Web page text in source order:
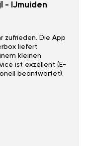
- IJmuiden
zufrieden. Die App
liefert
kleinen
ist exzellent (E-
beantwortet).